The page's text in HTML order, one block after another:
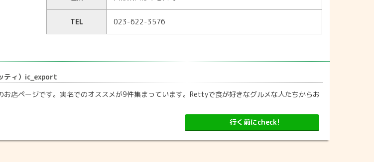
TEL 023-622-3576
ティ）ic_export
店ページです。実名でのオススメが9件集まっています。Rettyで食が好きなグルメな人たちからお
行く前にcheck!